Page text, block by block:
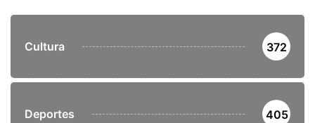
Cultura 372
Deportes 405